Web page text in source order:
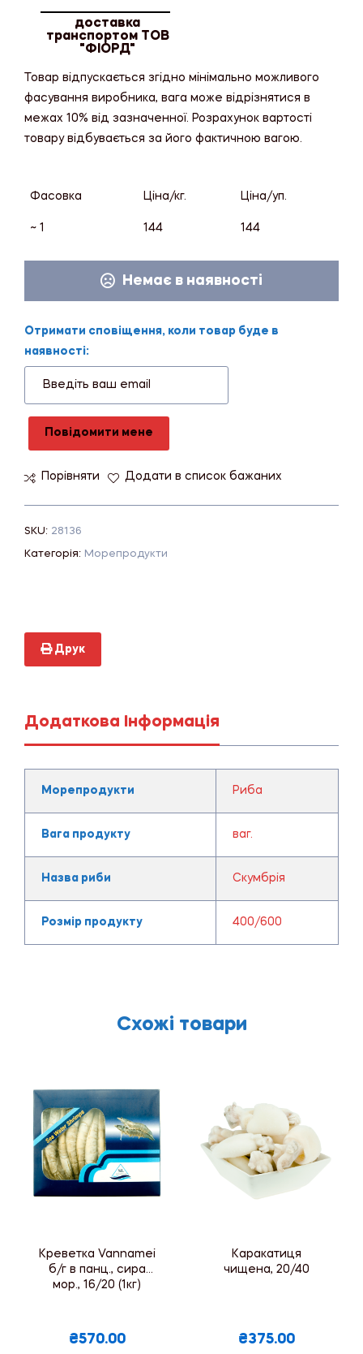
доставка
транспортом ТОВ
"ФІОРД"
Товар відпускається згідно мінімально можливого
фасування виробника, вага може відрізнятися в
межах 10% від зазначенної. Розрахунок вартості
товару відбувається за його фактичною вагою.
Фасовка Ціна/кг. Ціна/уп.
~ 1 144 144
Немає в наявності
Отримати сповіщення, коли товар буде в
наявності:
Повідомити мене
Порівняти Додати в список бажаних
SKU: 28136
Категорія: Морепродукти
Друк
Додаткова Інформація
Морепродукти Риба
Вага продукту ваг.
Назва риби Скумбрія
Розмір продукту 400/600
Схожі товари
Креветка Vannamei
б/г в панц., сира
мор., 16/20 (1кг)
₴570.00
Каракатиця
чищена, 20/40
₴375.00